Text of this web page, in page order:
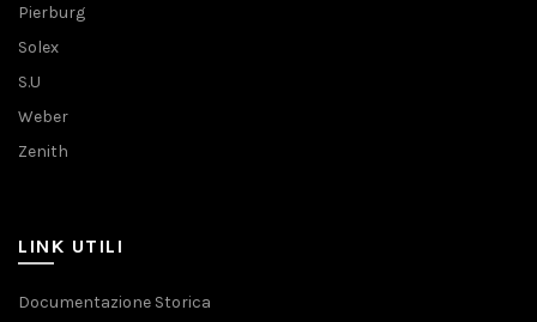
Pierburg
Solex
S.U
Weber
Zenith
LINK UTILI
Documentazione Storica